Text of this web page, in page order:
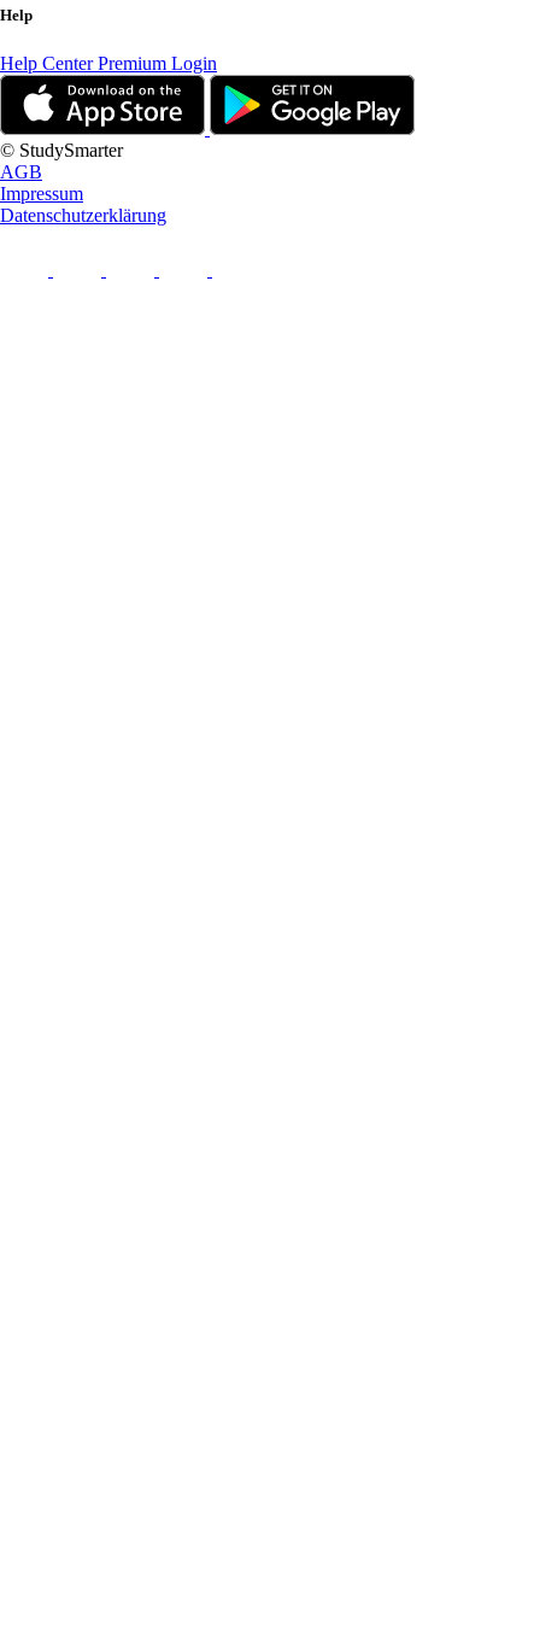
Help
Help CenterPremium Login
© StudySmarter
AGB
Impressum
Datenschutzerklärung